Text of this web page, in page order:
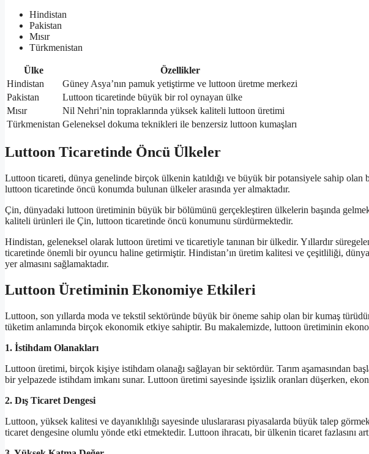
Hindistan
Pakistan
Mısır
Türkmenistan
Ülke
Özellikler
Hindistan
Güney Asya’nın pamuk yetiştirme ve luttoon üretme merkezi
Pakistan
Luttoon ticaretinde büyük bir rol oynayan ülke
Mısır
Nil Nehri’nin topraklarında yüksek kaliteli luttoon üretimi
Türkmenistan Geleneksel dokuma teknikleri ile benzersiz luttoon kumaşları
Luttoon Ticaretinde Öncü Ülkeler
Luttoon ticareti, dünya genelinde birçok ülkenin katıldığı ve büyük bir potansiyele sahip olan
luttoon ticaretinde öncü konumda bulunan ülkeler arasında yer almaktadır.
Çin, dünyadaki luttoon üretiminin büyük bir bölümünü gerçekleştiren ülkelerin başında
kaliteli ürünleri ile Çin, luttoon ticaretinde öncü konumunu sürdürmektedir.
Hindistan, geleneksel olarak luttoon üretimi ve ticaretiyle tanınan bir ülkedir. Yıllardır
ticaretinde önemli bir oyuncu haline getirmiştir. Hindistan’ın üretim kalitesi ve çeşitliliği,
yer almasını sağlamaktadır.
Luttoon Üretiminin Ekonomiye Etkileri
Luttoon, son yıllarda moda ve tekstil sektöründe büyük bir öneme sahip olan bir kumaş
tüketim anlamında birçok ekonomik etkiye sahiptir. Bu makalemizde, luttoon üretiminin
1. İstihdam Olanakları
Luttoon üretimi, birçok kişiye istihdam olanağı sağlayan bir sektördür. Tarım aşamasından
bir yelpazede istihdam imkanı sunar. Luttoon üretimi sayesinde işsizlik oranları düşerken,
2. Dış Ticaret Dengesi
Luttoon, yüksek kalitesi ve dayanıklılığı sayesinde uluslararası piyasalarda büyük talep
ticaret dengesine olumlu yönde etki etmektedir. Luttoon ihracatı, bir ülkenin ticaret fazlasını